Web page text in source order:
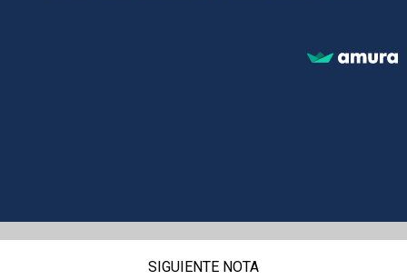
SIGUIENTE NOTA